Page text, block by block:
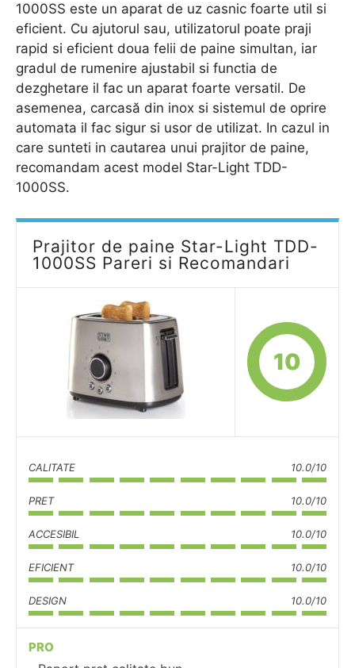
1000SS este un aparat de uz casnic foarte util si
eficient. Cu ajutorul sau, utilizatorul poate praji
rapid si eficient doua felii de paine simultan, iar
gradul de rumenire ajustabil si functia de
dezghetare il fac un aparat foarte versatil. De
asemenea, carcasă din inox si sistemul de oprire
automata il fac sigur si usor de utilizat. In cazul in
care sunteti in cautarea unui prajitor de paine,
recomandam acest model Star-Light TDD-
1000SS.
Prajitor de paine Star-Light TDD-
1000SS Pareri si Recomandari
10
CALITATE 10.0/10
PRET 10.0/10
ACCESIBIL 10.0/10
EFICIENT 10.0/10
DESIGN 10.0/10
PRO